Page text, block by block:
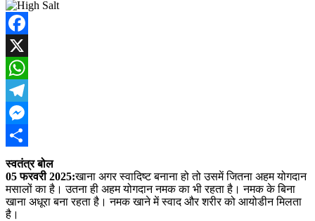
Facebook
X
WhatsApp
Telegram
Messenger
Share
स्वतंत्र बोल
05 फरवरी 2025:खाना अगर स्वादिष्ट बनाना हो तो उसमें जितना अहम योगदान
मसालों का है। उतना ही अहम योगदान नमक का भी रहता है। नमक के बिना
खाना अधूरा बना रहता है। नमक खाने में स्वाद और शरीर को आयोडीन मिलता
है।